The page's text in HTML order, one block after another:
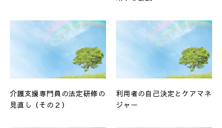
介護支援専門員の法定研修の
見直し（その２）
利用者の自己決定とケアマネ
ジャー